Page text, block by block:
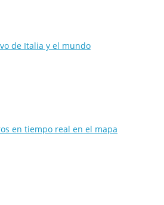
de Italia y el mundo
en tiempo real en el mapa